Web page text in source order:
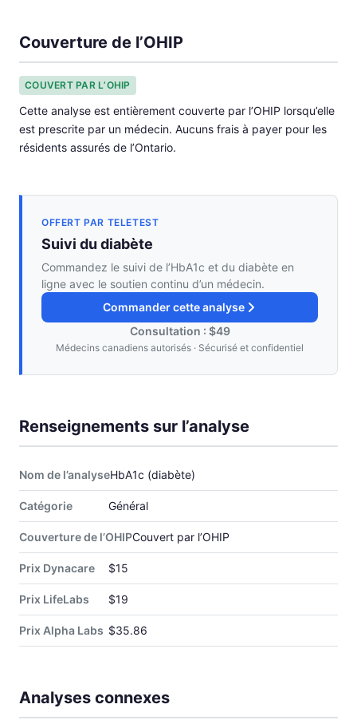
Couverture de l’OHIP
COUVERT PAR L’OHIP
Cette analyse est entièrement couverte par l’OHIP lorsqu’elle
est prescrite par un médecin. Aucuns frais à payer pour les
résidents assurés de l’Ontario.
OFFERT PAR TELETEST
Suivi du diabète
Commandez le suivi de l’HbA1c et du diabète en
ligne avec le soutien continu d’un médecin.
Commander cette analyse
Consultation : $49
Médecins canadiens autorisés · Sécurisé et confidentiel
Renseignements sur l’analyse
Nom de l’analyseHbA1c (diabète)
Catégorie Général
Couverture de l’OHIPCouvert par l’OHIP
Prix Dynacare $15
Prix LifeLabs $19
Prix Alpha Labs $35.86
Analyses connexes